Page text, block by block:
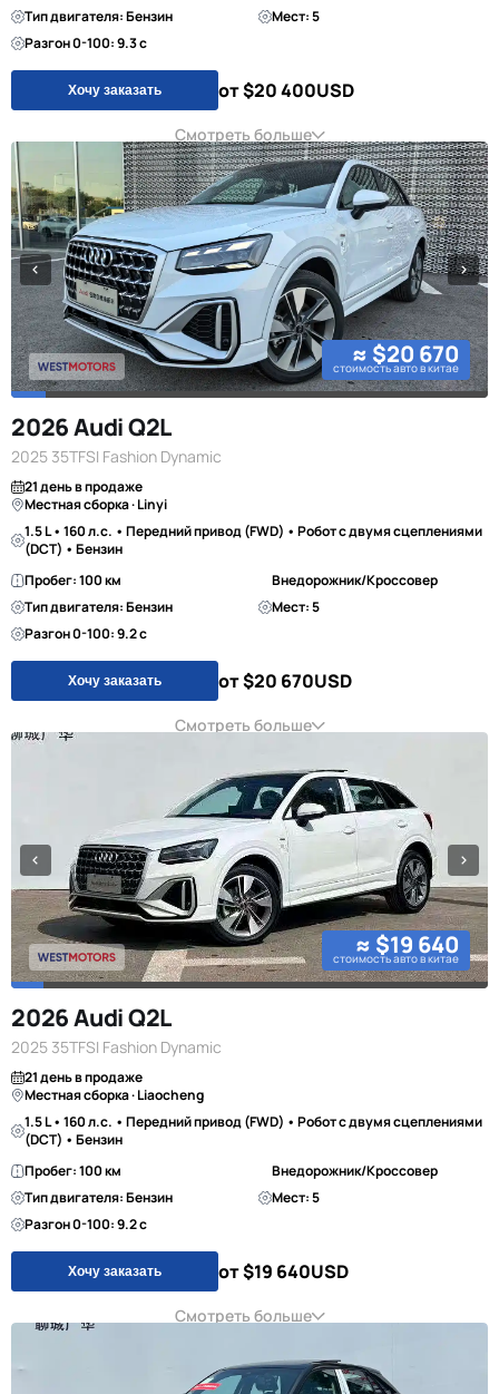
Тип двигателя: Бензин
Мест: 5
Разгон 0-100: 9.3 с
Хочу заказать от $20 400USD
Смотреть больше
≈ $20 670
стоимость авто в китае
2026 Audi Q2L
2025 35TFSI Fashion Dynamic
21 день в продаже
Местная сборка · Linyi
1.5 L • 160 л.с. • Передний привод (FWD) • Робот с двумя сцеплениями
(DCT) • Бензин
Пробег: 100 км
Внедорожник/Кроссовер
Тип двигателя: Бензин
Мест: 5
Разгон 0-100: 9.2 с
Хочу заказать от $20 670USD
Смотреть больше
≈ $19 640
стоимость авто в китае
2026 Audi Q2L
2025 35TFSI Fashion Dynamic
21 день в продаже
Местная сборка · Liaocheng
1.5 L • 160 л.с. • Передний привод (FWD) • Робот с двумя сцеплениями
(DCT) • Бензин
Пробег: 100 км
Внедорожник/Кроссовер
Тип двигателя: Бензин
Мест: 5
Разгон 0-100: 9.2 с
Хочу заказать от $19 640USD
Смотреть больше